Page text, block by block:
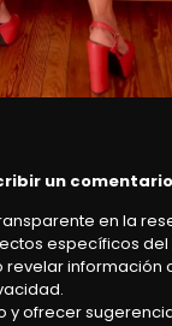
un
en la
específicos
revelar información
y ofrecer